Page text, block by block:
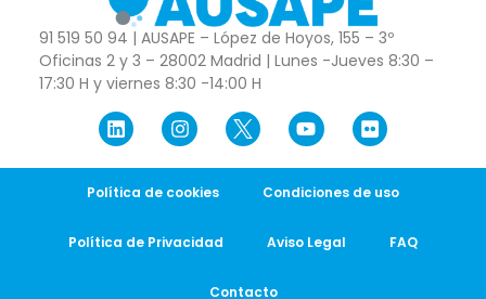
91 519 50 94 | AUSAPE – López de Hoyos, 155 – 3º
Oficinas 2 y 3 – 28002 Madrid | Lunes -Jueves 8:30 –
17:30 H y viernes 8:30 -14:00 H
Política de cookies Condiciones de uso
Política de Privacidad Aviso Legal FAQ
Contacto